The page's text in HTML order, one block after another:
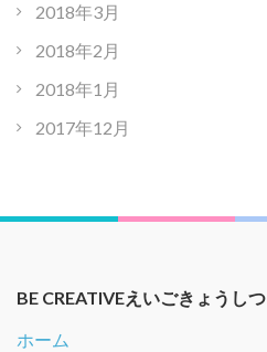
2018年3月
2018年2月
2018年1月
2017年12月
BE CREATIVEえいごきょうしつ
ホーム